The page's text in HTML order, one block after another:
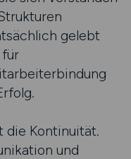
gelebt
die Kontinuität.
und